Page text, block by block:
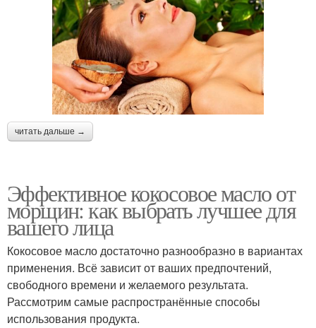
читать дальше →
Эффективное кокосовое масло от
морщин: как выбрать лучшее для
вашего лица
Кокосовое масло достаточно разнообразно в вариантах
применения. Всё зависит от ваших предпочтений,
свободного времени и желаемого результата.
Рассмотрим самые распространённые способы
использования продукта.